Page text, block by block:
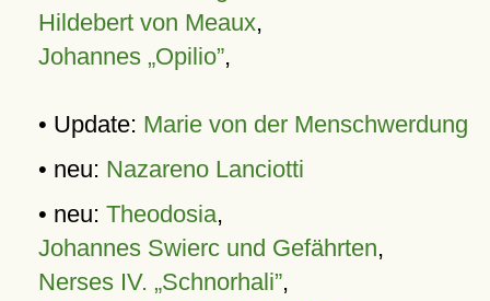
Hildebert von Meaux,
Johannes „Opilio”,
• Update: Marie von der Menschwerdung
• neu: Nazareno Lanciotti
• neu: Theodosia,
Johannes Swierc und Gefährten,
Nerses IV. „Schnorhali”,